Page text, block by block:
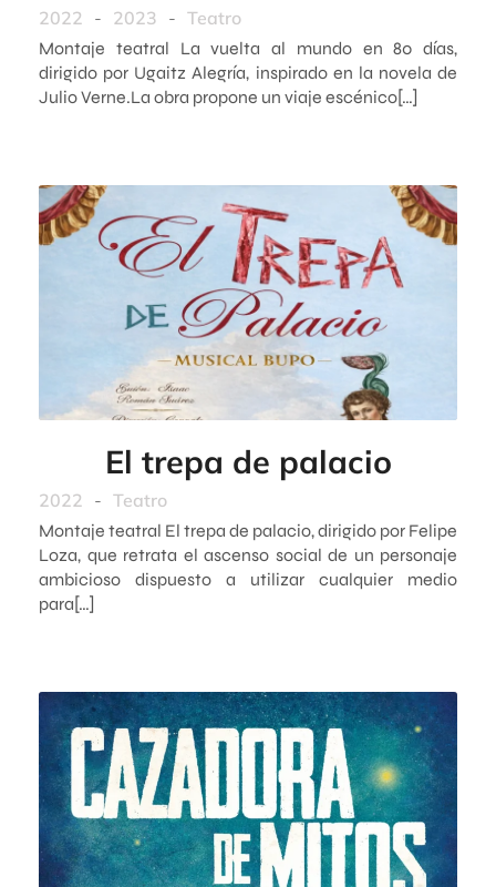
2022 - 2023 - Teatro
Montaje teatral La vuelta al mundo en 80 días,
dirigido por Ugaitz Alegría, inspirado en la novela de
Julio Verne.La obra propone un viaje escénico[…]
El trepa de palacio
2022 - Teatro
Montaje teatral El trepa de palacio, dirigido por Felipe
Loza, que retrata el ascenso social de un personaje
ambicioso dispuesto a utilizar cualquier medio
para[…]